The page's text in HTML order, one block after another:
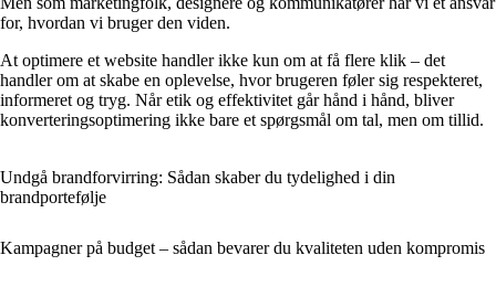
for, hvordan vi bruger den viden.
At optimere et website handler ikke kun om at få flere klik – det
handler om at skabe en oplevelse, hvor brugeren føler sig respekteret,
informeret og tryg. Når etik og effektivitet går hånd i hånd, bliver
konverteringsoptimering ikke bare et spørgsmål om tal, men om tillid.
Undgå brandforvirring: Sådan skaber du tydelighed i din
brandportefølje
Kampagner på budget – sådan bevarer du kvaliteten uden kompromis